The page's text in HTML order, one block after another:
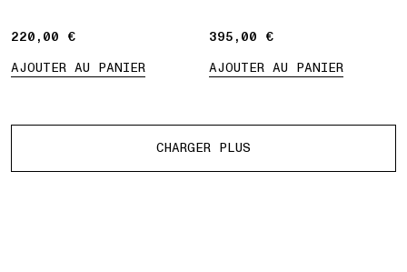
220,00 €
220,00 €
AJOUTER AU PANIER
395,00 €
395,00 €
AJOUTER AU PANIER
CHARGER PLUS